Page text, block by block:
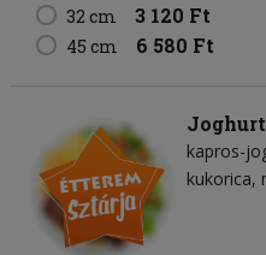
32 cm 3 120 Ft
45 cm 6 580 Ft
kapros-
kukorica